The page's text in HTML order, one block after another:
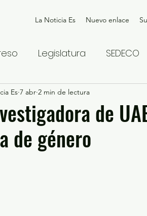
La Noticia Es Nuevo enlace
Legislatura SEDECO
Gubernatura Edoméx
y Justicia
de
de género
Es 7 abr 2 min de lectura